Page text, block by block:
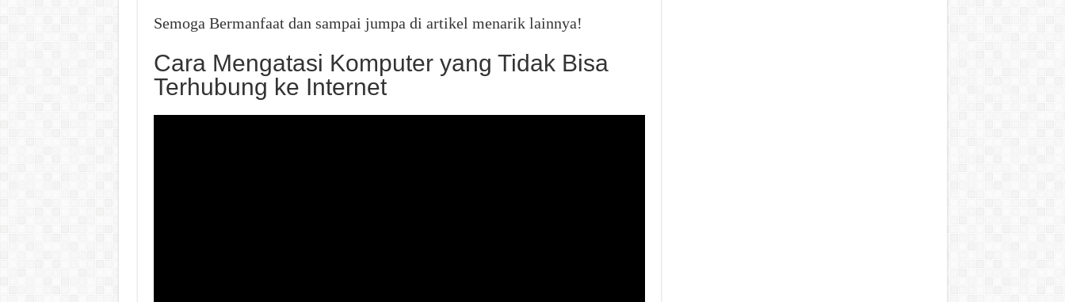
Semoga Bermanfaat dan sampai jumpa di artikel menarik lainnya!
Cara Mengatasi Komputer yang Tidak Bisa
Terhubung ke Internet